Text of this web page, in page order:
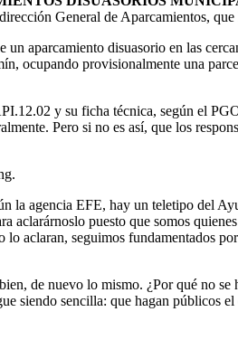
General de Aparcamientos, que
aparcamiento disuasorio en las
ocupando provisionalmente una
y su ficha técnica, según el
Pero si no es así, que los
la agencia EFE, hay un teletipo del
puesto que somos
aclaran, seguimos fundamentados
de nuevo lo mismo. ¿Por qué no se
siendo sencilla: que hagan públicos